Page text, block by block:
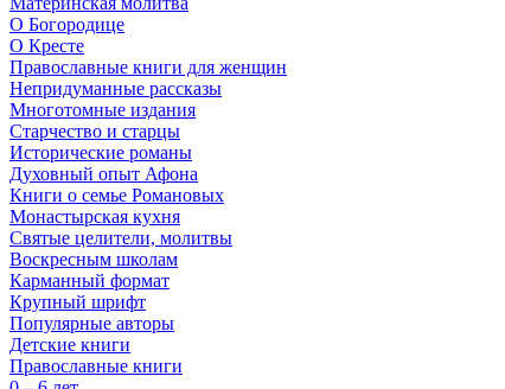
О Богородице
О Кресте
Православные книги для женщин
Непридуманные рассказы
Многотомные издания
Старчество и старцы
Исторические романы
Духовный опыт Афона
Книги о семье Романовых
Монастырская кухня
Святые целители, молитвы
Воскресным школам
Карманный формат
Крупный шрифт
Популярные авторы
Детские книги
Православные книги